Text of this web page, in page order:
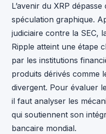
L’avenir du XRP
spéculation graphique.
judiciaire contre la SEC,
Ripple atteint une étape
par les institutions
produits dérivés comme
divergent. Pour évaluer
il faut analyser les
qui soutiennent son
bancaire mondial.